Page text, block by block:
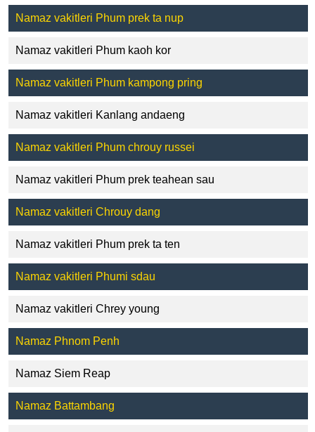
Namaz vakitleri Phum prek ta nup
Namaz vakitleri Phum kaoh kor
Namaz vakitleri Phum kampong pring
Namaz vakitleri Kanlang andaeng
Namaz vakitleri Phum chrouy russei
Namaz vakitleri Phum prek teahean sau
Namaz vakitleri Chrouy dang
Namaz vakitleri Phum prek ta ten
Namaz vakitleri Phumi sdau
Namaz vakitleri Chrey young
Namaz Phnom Penh
Namaz Siem Reap
Namaz Battambang